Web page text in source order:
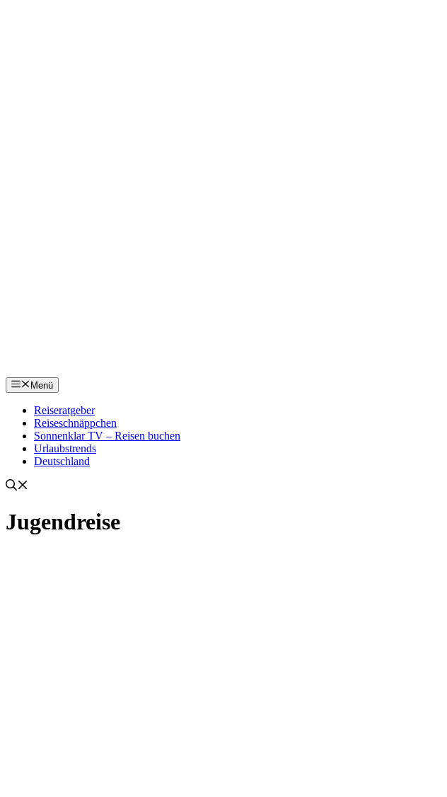
Menü
Reiseratgeber
Reiseschnäppchen
Sonnenklar TV – Reisen buchen
Urlaubstrends
Deutschland
Jugendreise